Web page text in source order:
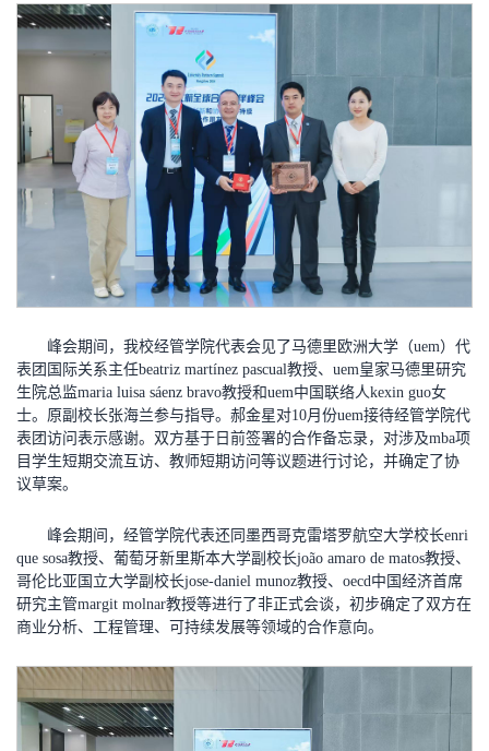
峰会期间，我校经管学院代表会见了马德里欧洲大学（uem）代
表团国际关系主任beatriz martínez pascual教授、uem皇家马德里研究
生院总监maria luisa sáenz bravo教授和uem中国联络人kexin guo女
士。原副校长张海兰参与指导。郝金星对10月份uem接待经管学院代
表团访问表示感谢。双方基于日前签署的合作备忘录，对涉及mba项
目学生短期交流互访、教师短期访问等议题进行讨论，并确定了协
议草案。
峰会期间，经管学院代表还同墨西哥克雷塔罗航空大学校长enri
que sosa教授、葡萄牙新里斯本大学副校长joão amaro de matos教授、
哥伦比亚国立大学副校长jose-daniel munoz教授、oecd中国经济首席
研究主管margit molnar教授等进行了非正式会谈，初步确定了双方在
商业分析、工程管理、可持续发展等领域的合作意向。